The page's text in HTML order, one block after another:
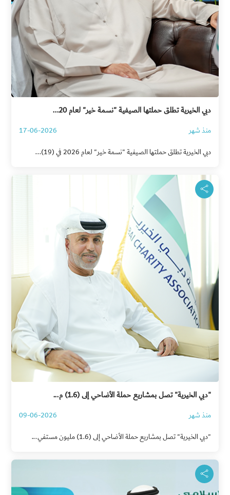
دبي الخيرية تطلق حملتها الصيفية "نسمة خير" لعام 20...
منذ شهر
17-06-2026
دبي الخيرية تطلق حملتها الصيفية "نسمة خير" لعام 2026 في (19)...
"دبي الخيرية" تصل بمشاريع حملة الأضاحي إلى (1.6) م...
منذ شهر
09-06-2026
"دبي الخيرية" تصل بمشاريع حملة الأضاحي إلى (1.6) مليون مستفي...